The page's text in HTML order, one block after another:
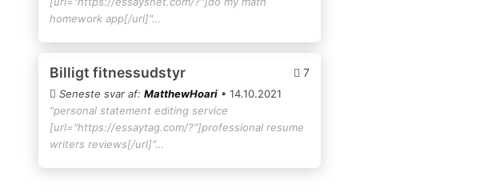
homework app[/url]"…
Billigt fitnessudstyr 7
Seneste svar af: MatthewHoari• 14.10.2021
"personal statement editing service
[url="https://essaytag.com/?"]professional resume
writers reviews[/url]"…